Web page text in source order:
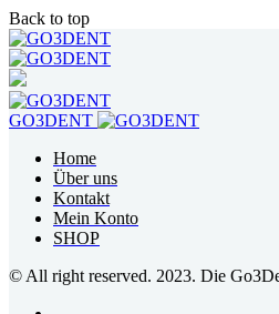
Back to top
Skip
to
content
GO3DENT
Home
Über uns
Kontakt
Mein Konto
SHOP
© All right reserved. 2023. Die